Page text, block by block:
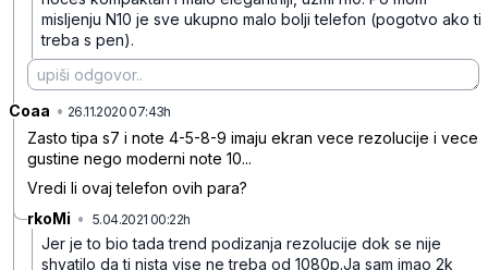
misljenju N10 je sve ukupno malo bolji telefon (pogotvo ako ti
treba s pen).
Coaa • 26.11.2020 07:43h
Zasto tipa s7 i note 4-5-8-9 imaju ekran vece rezolucije i vece
gustine nego moderni note 10...
Vredi li ovaj telefon ovih para?
rkoMi • 5.04.2021 00:22h
Jer je to bio tada trend podizanja rezolucije dok se nije
shvatilo da ti nista vise ne treba od 1080p.Ja sam imao 2k